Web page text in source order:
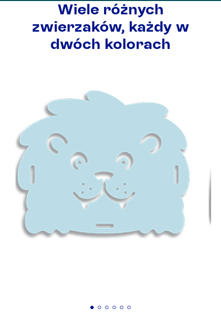
Wiele różnych
zwierzaków, każdy w
dwóch kolorach